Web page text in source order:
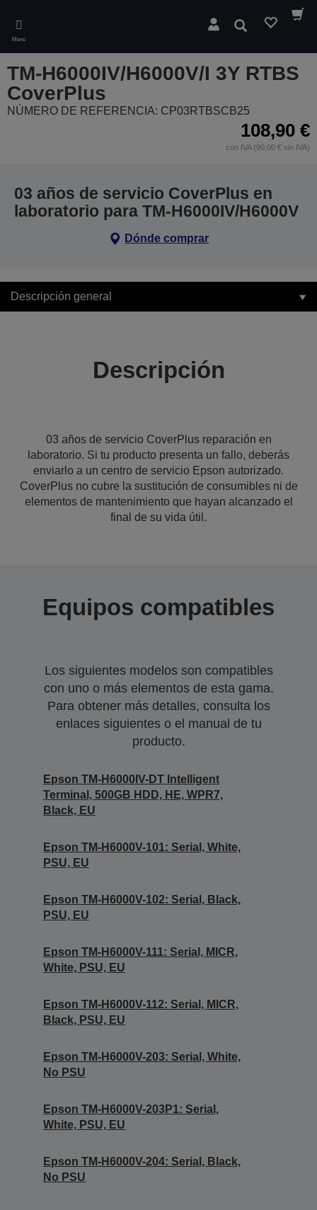
main
content
Menú
Buscar
TM-H6000IV/H6000V/I 3Y RTBS
CoverPlus
NÚMERO DE REFERENCIA: CP03RTBSCB25
108,90 €
con IVA (90,00 € sin IVA)
03 años de servicio CoverPlus en
laboratorio para TM-H6000IV/H6000V
Dónde comprar
Descripción general
Descripción
03 años de servicio CoverPlus reparación en
laboratorio. Si tu producto presenta un fallo, deberás
enviarlo a un centro de servicio Epson autorizado.
CoverPlus no cubre la sustitución de consumibles ni de
elementos de mantenimiento que hayan alcanzado el
final de su vida útil.
Equipos compatibles
Los siguientes modelos son compatibles
con uno o más elementos de esta gama.
Para obtener más detalles, consulta los
enlaces siguientes o el manual de tu
producto.
Epson TM-H6000IV-DT Intelligent
Terminal, 500GB HDD, HE, WPR7,
Black, EU
Epson TM-H6000V-101: Serial, White,
PSU, EU
Epson TM-H6000V-102: Serial, Black,
PSU, EU
Epson TM-H6000V-111: Serial, MICR,
White, PSU, EU
Epson TM-H6000V-112: Serial, MICR,
Black, PSU, EU
Epson TM-H6000V-203: Serial, White,
No PSU
Epson TM-H6000V-203P1: Serial,
White, PSU, EU
Epson TM-H6000V-204: Serial, Black,
No PSU